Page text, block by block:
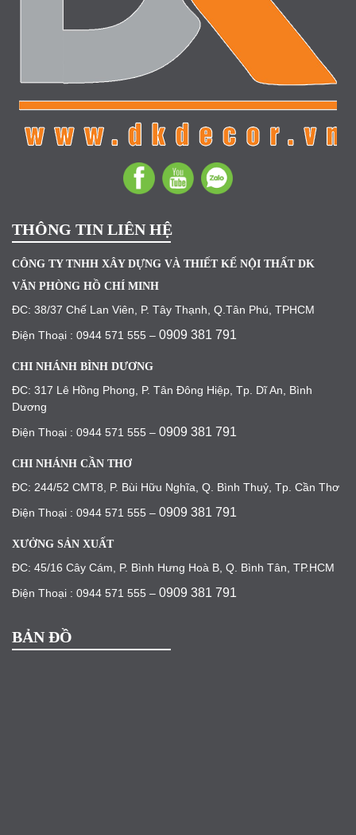
THÔNG TIN LIÊN HỆ
CÔNG TY TNHH XÂY DỰNG VÀ THIẾT KẾ NỘI THẤT DK
VĂN PHÒNG HỒ CHÍ MINH
ĐC: 38/37 Chế Lan Viên, P. Tây Thạnh, Q.Tân Phú, TPHCM
Điện Thoại : 0944 571 555 – 0909 381 791
CHI NHÁNH BÌNH DƯƠNG
ĐC: 317 Lê Hồng Phong, P. Tân Đông Hiệp, Tp. Dĩ An, Bình
Dương
Điện Thoại : 0944 571 555 – 0909 381 791
CHI NHÁNH CẦN THƠ
ĐC: 244/52 CMT8, P. Bùi Hữu Nghĩa, Q. Bình Thuỷ, Tp. Cần Thơ
Điện Thoại : 0944 571 555 – 0909 381 791
XƯỞNG SẢN XUẤT
ĐC: 45/16 Cây Cám, P. Bình Hưng Hoà B, Q. Bình Tân, TP.HCM
Điện Thoại : 0944 571 555 – 0909 381 791
BẢN ĐỒ